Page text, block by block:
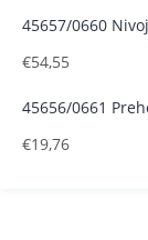
45657/0660
€54,55
45656/0661
€19,76